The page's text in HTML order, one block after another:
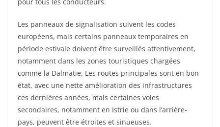
Les panneaux de signalisation suivent les codes
européens, mais certains panneaux temporaires en
période estivale doivent être surveillés attentivement,
notamment dans les zones touristiques chargées
comme la Dalmatie. Les routes principales sont en bon
état, avec une nette amélioration des infrastructures
ces dernières années, mais certaines voies
secondaires, notamment en Istrie ou dans l’arrière-
pays, peuvent être étroites et sinueuses.